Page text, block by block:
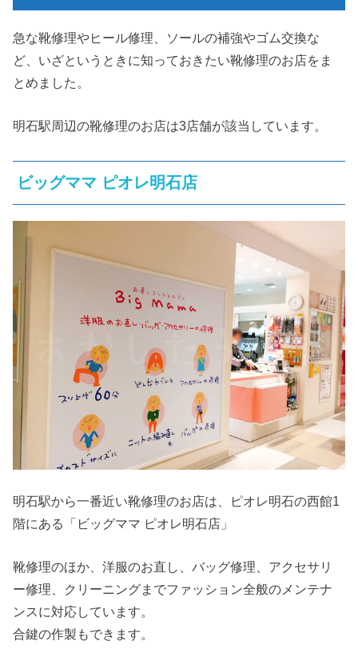
急な靴修理やヒール修理、ソールの補強やゴム交換な
ど、いざというときに知っておきたい靴修理のお店をま
とめました。
明石駅周辺の靴修理のお店は3店舗が該当しています。
ビッグママ ピオレ明石店
明石駅から一番近い靴修理のお店は、ピオレ明石の西館1
階にある「ビッグママ ピオレ明石店」
靴修理のほか、洋服のお直し、バッグ修理、アクセサリ
ー修理、クリーニングまでファッション全般のメンテナ
ンスに対応しています。
合鍵の作製もできます。